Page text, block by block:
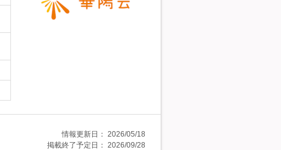
情報更新日： 2026/05/18
掲載終了予定日： 2026/09/28